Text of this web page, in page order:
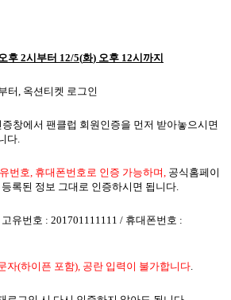
후 2시부터 12/5(화) 오후 12시까지
터, 옥션티켓 로그인
창에서 팬클럽 회원인증을 먼저 받아놓으시면
다.
번호, 휴대폰번호로 인증 가능하며, 공식홈페이
록된 정보 그대로 인증하시면 됩니다.
유번호 : 201701111111 / 휴대폰번호 :
자(하이픈 포함), 공란 입력이 불가합니다.